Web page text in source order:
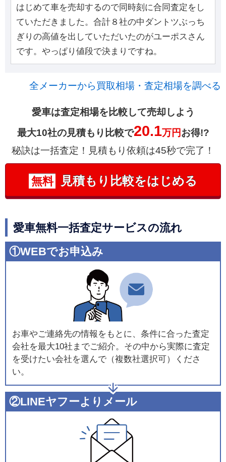
はじめて車を売却するので同時刻に合同査定をし
ていただきました。合計８社の中ダントツぶっち
ぎりの高値を出していただいたのがユーポスさん
です。やっぱり値段で決まりですね。
全メーカーから買取相場・査定相場を調べる
愛車は査定相場を比較して売却しよう
最大10社の見積もり比較で20.1万円お得!?
秘訣は一括査定！見積もり依頼は45秒で完了！
無料 見積もり比較をはじめる
愛車無料一括査定サービスの流れ
①WEBでお申込み
お車やご連絡先の情報をもとに、条件に合った査定
会社を最大10社までご紹介。その中から実際に査定
を受けたい会社を選んで（複数社選択可）くださ
い。
②LINEヤフーよりメール